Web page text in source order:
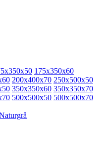
175x350x60
200x400x70 250x500x50
350x350x60 350x350x70
500x500x50 500x500x70